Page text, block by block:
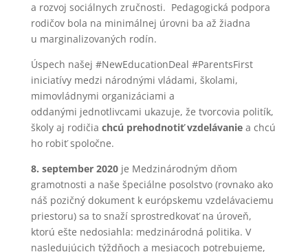
a rozvoj sociálnych zručnosti. Pedagogická podpora
rodičov bola na minimálnej úrovni ba až žiadna
u marginalizovaných rodín.
Úspech našej #NewEducationDeal #ParentsFirst
iniciatívy medzi národnými vládami, školami,
mimovládnymi organizáciami a
oddanými jednotlivcami ukazuje, že tvorcovia politík,
školy aj rodičia chcú prehodnotiť vzdelávanie a chcú
ho robiť spoločne.
8. september 2020 je Medzinárodným dňom
gramotnosti a naše špeciálne posolstvo (rovnako ako
náš pozičný dokument k európskemu vzdelávaciemu
priestoru) sa to snaží sprostredkovať na úroveň,
ktorú ešte nedosiahla: medzinárodná politika. V
nasledujúcich týždňoch a mesiacoch potrebujeme,